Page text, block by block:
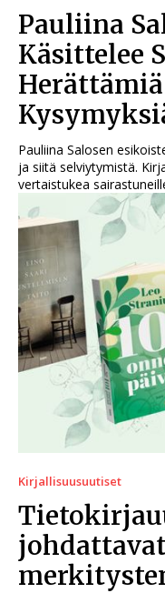
Pauliina
Käsittelee
Pauliina Salosen
ja siitä selviytymistä.
vertaistukea
Kirjallisuusuutiset